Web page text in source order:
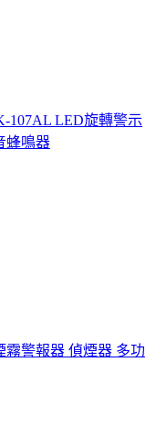
107AL LED旋轉警示
蜂鳴器
霧警報器 偵煙器 多功